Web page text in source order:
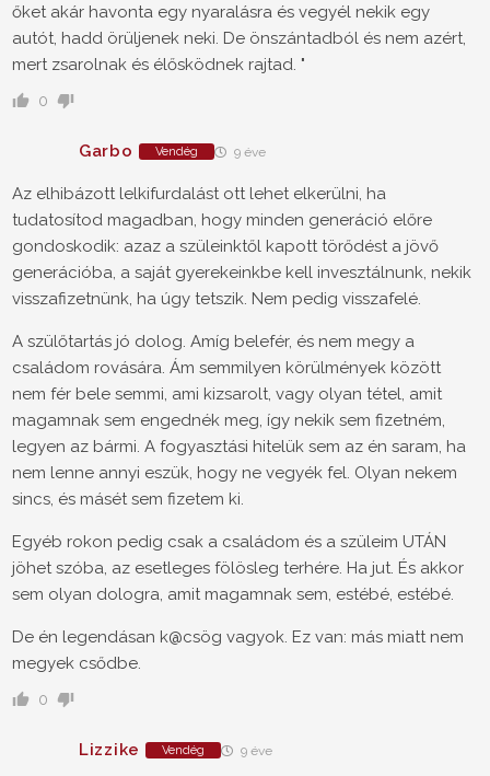
őket akár havonta egy nyaralásra és vegyél nekik egy
autót, hadd örüljenek neki. De önszántadból és nem azért,
mert zsarolnak és élősködnek rajtad. "
0
Garbo Vendég 9 éve
Az elhibázott lelkifurdalást ott lehet elkerülni, ha
tudatosítod magadban, hogy minden generáció előre
gondoskodik: azaz a szüleinktől kapott törődést a jövő
generációba, a saját gyerekeinkbe kell invesztálnunk, nekik
visszafizetnünk, ha úgy tetszik. Nem pedig visszafelé.
A szülőtartás jó dolog. Amíg belefér, és nem megy a
családom rovására. Ám semmilyen körülmények között
nem fér bele semmi, ami kizsarolt, vagy olyan tétel, amit
magamnak sem engednék meg, így nekik sem fizetném,
legyen az bármi. A fogyasztási hitelük sem az én saram, ha
nem lenne annyi eszük, hogy ne vegyék fel. Olyan nekem
sincs, és másét sem fizetem ki.
Egyéb rokon pedig csak a családom és a szüleim UTÁN
jöhet szóba, az esetleges fölösleg terhére. Ha jut. És akkor
sem olyan dologra, amit magamnak sem, estébé, estébé.
De én legendásan k@csög vagyok. Ez van: más miatt nem
megyek csődbe.
0
Lizzike Vendég 9 éve